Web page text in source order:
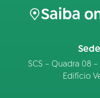
Saiba
SCS – Quadra 08
Edifício